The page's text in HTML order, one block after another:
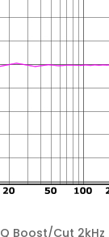
Boost/Cut 2kHz